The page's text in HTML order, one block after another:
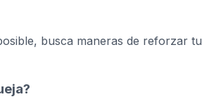
busca maneras de reforzar